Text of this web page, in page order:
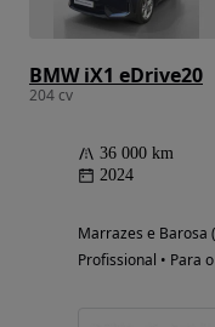
BMW iX1 eDrive20
204 cv
36 000 km
2024
Marrazes e Barosa
Profissional • Para